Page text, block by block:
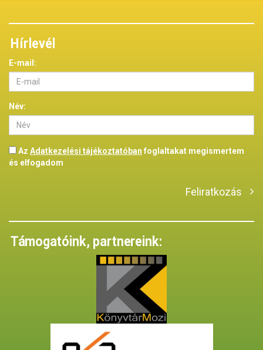
Hírlevél
E-mail:
Név:
Az Adatkezelési tájékoztatóban foglaltakat megismertem
és elfogadom
Feliratkozás
Támogatóink, partnereink: